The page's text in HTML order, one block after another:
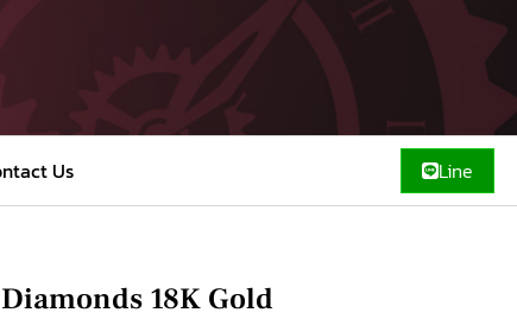
Us Line
18K Gold